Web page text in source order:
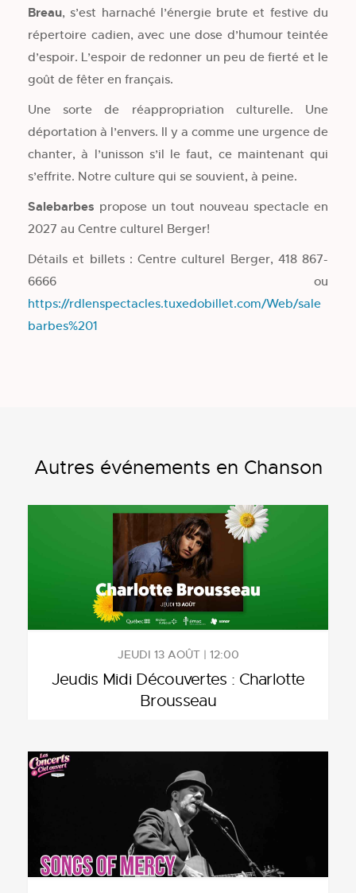
Breau, s’est harnaché l’énergie brute et festive du
répertoire cadien, avec une dose d’humour teintée
d’espoir. L’espoir de redonner un peu de fierté et le
goût de fêter en français.
Une sorte de réappropriation culturelle. Une
déportation à l’envers. Il y a comme une urgence de
chanter, à l’unisson s’il le faut, ce maintenant qui
s’effrite. Notre culture qui se souvient, à peine.
Salebarbes propose un tout nouveau spectacle en
2027 au Centre culturel Berger!
Détails et billets : Centre culturel Berger, 418 867-
6666 ou
https://rdlenspectacles.tuxedobillet.com/Web/sale
barbes%201
Autres événements en Chanson
JEUDI 13 AOÛT | 12:00
Jeudis Midi Découvertes : Charlotte
Brousseau